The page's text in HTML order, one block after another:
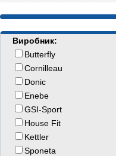
Виробник:
Butterfly
Cornilleau
Donic
Enebe
GSI-Sport
House Fit
Kettler
Sponeta